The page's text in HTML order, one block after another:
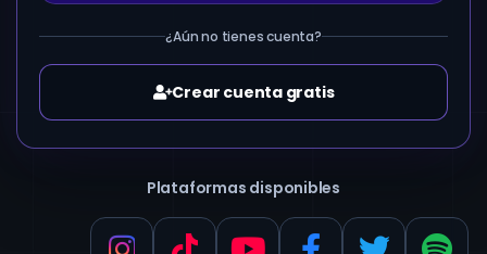
¿Aún no tienes cuenta?
Crear cuenta gratis
Plataformas disponibles